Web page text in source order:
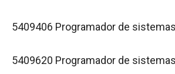
5409406 Programador de
5409620 Programador de